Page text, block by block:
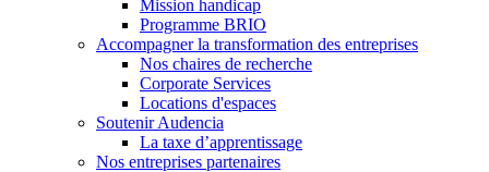
Mission handicap
Programme BRIO
Accompagner la transformation des entreprises
Nos chaires de recherche
Corporate Services
Locations d'espaces
Soutenir Audencia
La taxe d’apprentissage
Nos entreprises partenaires